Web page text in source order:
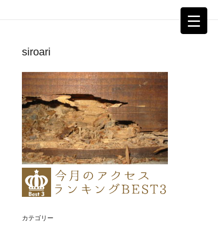
siroari
カテゴリー